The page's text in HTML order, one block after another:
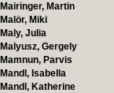
Mairinger, Martin
Malör, Miki
Maly, Julia
Malyusz, Gergely
Mamnun, Parvis
Mandl, Isabella
Mandl, Katherine